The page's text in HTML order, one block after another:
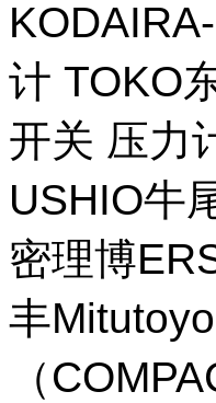
计 TOKO
开关 压力
USHIO牛
密理博
丰
（